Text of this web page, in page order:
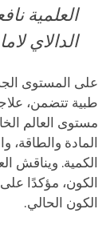
العلمية
الدالاي
على المستوى
طبية تتضمن،
مستوى العالم
المادة والطاقة،
الكمية. ويناقش
الكون، مؤكدًا
الكون الحالي.